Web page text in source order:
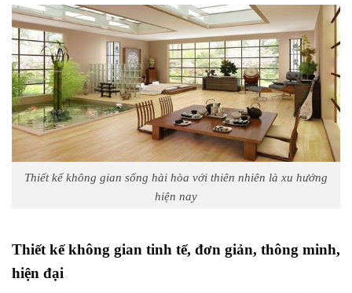
Thiết kế không gian sống hài hòa với thiên nhiên là xu hướng
hiện nay
Thiết kế không gian tinh tế, đơn giản, thông minh,
hiện đại